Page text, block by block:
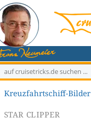
Kreuzfahrtschiff-Bilder
STAR CLIPPER